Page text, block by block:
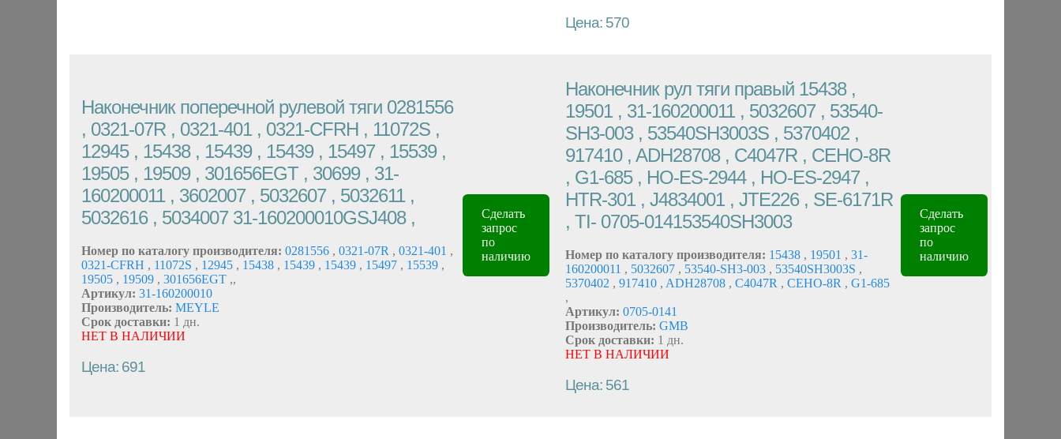
Цена: 570
Наконечник поперечной рулевой тяги 0281556
, 0321-07R , 0321-401 , 0321-CFRH , 11072S ,
12945 , 15438 , 15439 , 15439 , 15497 , 15539 ,
19505 , 19509 , 301656EGT , 30699 , 31-
160200011 , 3602007 , 5032607 , 5032611 ,
5032616 , 5034007 31-160200010GSJ408 ,
Номер по каталогу производителя: 0281556 , 0321-07R , 0321-401 ,
0321-CFRH , 11072S , 12945 , 15438 , 15439 , 15439 , 15497 , 15539 ,
19505 , 19509 , 301656EGT ,,
Артикул: 31-160200010
Производитель: MEYLE
Срок доставки: 1 дн.
НЕТ В НАЛИЧИИ
Цена: 691
Сделать
запрос
по
наличию
Наконечник рул тяги правый 15438 ,
19501 , 31-160200011 , 5032607 , 53540-
SH3-003 , 53540SH3003S , 5370402 ,
917410 , ADH28708 , C4047R , CEHO-8R
, G1-685 , HO-ES-2944 , HO-ES-2947 ,
HTR-301 , J4834001 , JTE226 , SE-6171R
, TI- 0705-014153540SH3003
Номер по каталогу производителя: 15438 , 19501 , 31-
160200011 , 5032607 , 53540-SH3-003 , 53540SH3003S ,
5370402 , 917410 , ADH28708 , C4047R , CEHO-8R , G1-685
,
Артикул: 0705-0141
Производитель: GMB
Срок доставки: 1 дн.
НЕТ В НАЛИЧИИ
Цена: 561
Сделать
запрос
по
наличию